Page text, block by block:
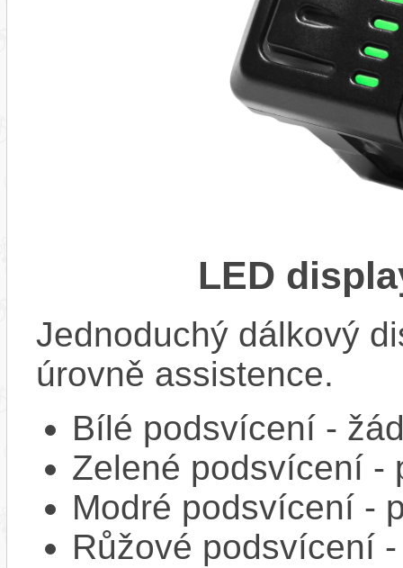
LED
Jednoduchý dálkový
úrovně assistence.
Bílé podsvícení -
Zelené podsvícení -
Modré podsvícení -
Růžové podsvícení